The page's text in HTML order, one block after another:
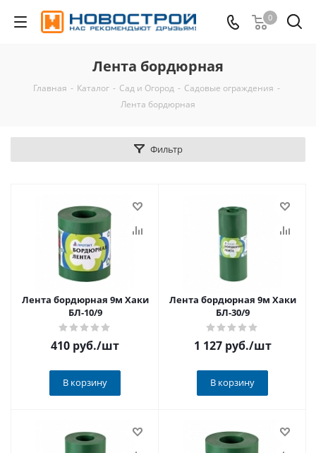
0
Лента бордюрная
Главная - Каталог - Сад и Огород - Садовые ограждения -
Лента бордюрная
Фильтр
Лента бордюрная 9м Хаки
БЛ-10/9
410 руб./шт
В корзину
Лента бордюрная 9м Хаки
БЛ-30/9
1 127 руб./шт
В корзину